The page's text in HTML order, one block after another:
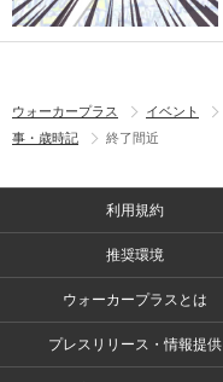
ウォーカープラス イベント
事・歳時記
終了間近
利用規約
推奨環境
ウォーカープラスとは
プレスリリース・情報提供